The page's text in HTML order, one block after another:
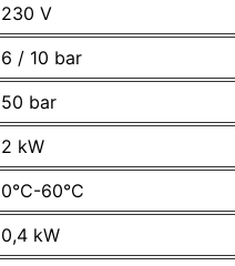
230 V
6 / 10 bar
50 bar
2 kW
0°C-60°C
0,4 kW